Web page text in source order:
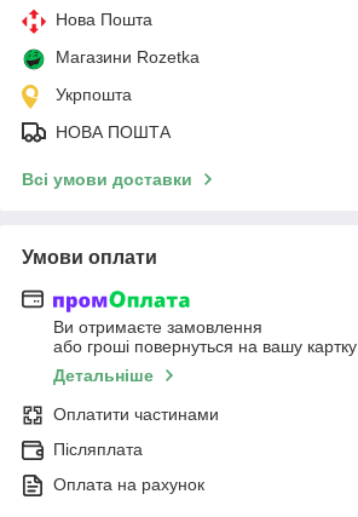
Нова Пошта
Магазини Rozetka
Укрпошта
НОВА ПОШТА
Всі умови доставки
Умови оплати
Ви отримаєте замовлення
або гроші повернуться на вашу картку
Детальніше
Оплатити частинами
Післяплата
Оплата на рахунок